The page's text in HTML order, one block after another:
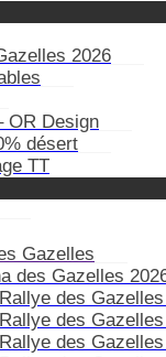
2026
OR Design
désert
TT
Gazelles
des Gazelles
des
des
des